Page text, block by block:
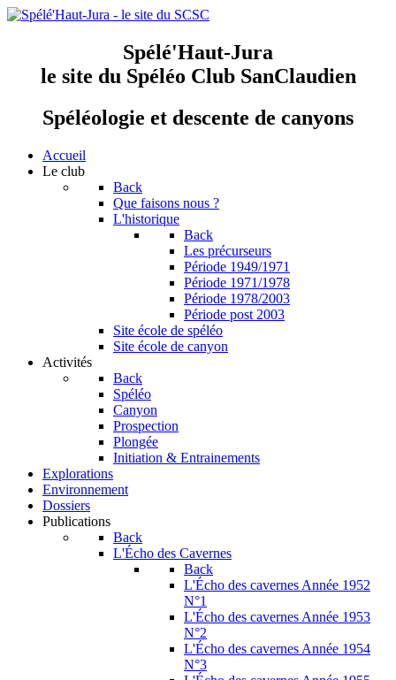
Spélé'Haut-Jura
le site du Spéléo Club SanClaudien
Spéléologie et descente de canyons
Accueil
Le club
Back
Que faisons nous ?
L'historique
Back
Les précurseurs
Période 1949/1971
Période 1971/1978
Période 1978/2003
Période post 2003
Site école de spéléo
Site école de canyon
Activités
Back
Spéléo
Canyon
Prospection
Plongée
Initiation & Entrainements
Explorations
Environnement
Dossiers
Publications
Back
L'Écho des Cavernes
Back
L'Écho des cavernes Année 1952
N°1
L'Écho des cavernes Année 1953
N°2
L'Écho des cavernes Année 1954
N°3